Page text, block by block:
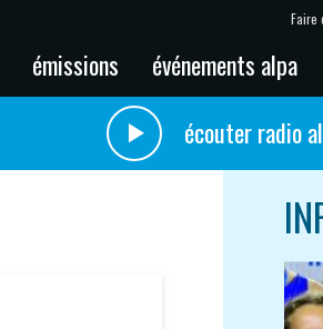
Faire
émissions événements alpa
écouter radio